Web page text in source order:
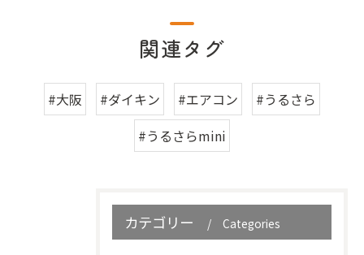
関連タグ
#大阪 #ダイキン #エアコン
#うるさら
#うるさらmini
カテゴリー Categories